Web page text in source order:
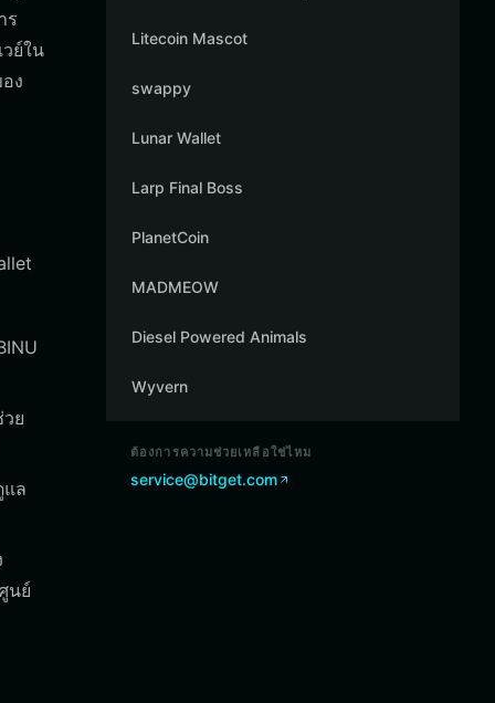
ร
ย์ใน
ง
ย
แล
นย์
Litecoin Mascot
swappy
Lunar Wallet
Larp Final Boss
PlanetCoin
MADMEOW
Diesel Powered Animals
Wyvern
ต้องการความช่วยเหลือใช่ไหม
service@bitget.com